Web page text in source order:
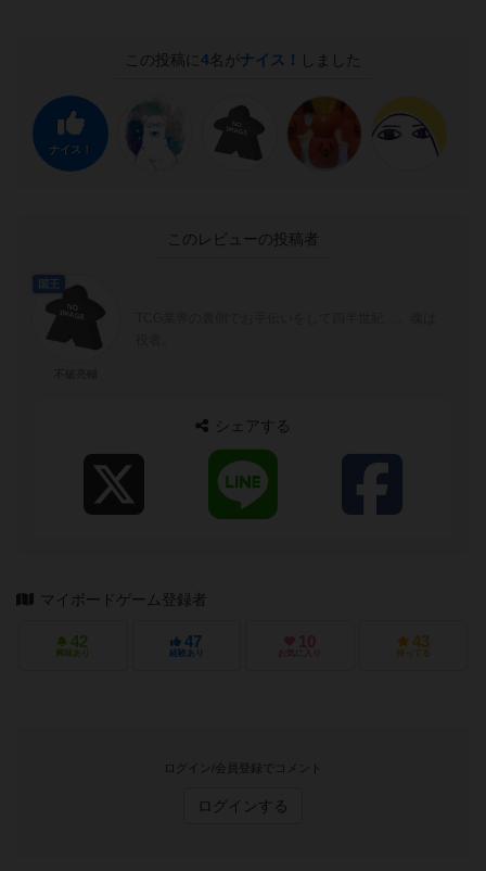
この投稿に 4名がナイス！ しました
ナイス！
このレビューの投稿者
国王
シェアする
マイボードゲーム登録者
42
興味あり
47
経験あり
10
お気に入り
43
持ってる
ログイン/会員登録でコメント
ログインする